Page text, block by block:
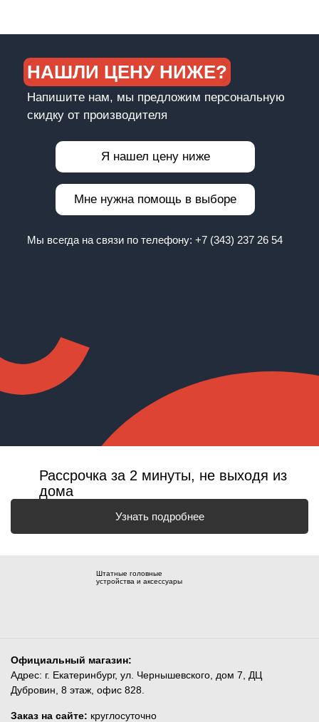
НАШЛИ ЦЕНУ НИЖЕ?
Напишите нам, мы предложим персональную
скидку от производителя
Я нашел цену ниже
Мне нужна помощь в выборе
Мы всегда на связи по телефону: +7 (343) 237 26 54
Рассрочка за 2 минуты, не выходя из
дома
Узнать подробнее
Штатные головные
устройства и аксессуары
Официальный магазин:
Адрес: г. Екатеринбург, ул. Чернышевского, дом 7, ДЦ
Дубровин, 8 этаж, офис 828.
Заказ на сайте: круглосуточно